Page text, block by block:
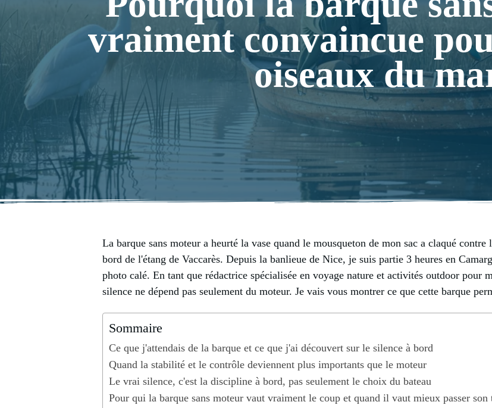
vraiment convaincue
oiseaux du
La barque sans moteur a heurté la vase quand le mousqueton de mon sac a claqué
bord de l'étang de Vaccarès. Depuis la banlieue de Nice, je suis partie 3 heures en
photo calé. En tant que rédactrice spécialisée en voyage nature et activités outdoor pour
silence ne dépend pas seulement du moteur. Je vais vous montrer ce que cette barque
Sommaire
Ce que j'attendais de la barque et ce que j'ai découvert sur le silence à bord
Quand la stabilité et le contrôle deviennent plus importants que le moteur
Le vrai silence, c'est la discipline à bord, pas seulement le choix du bateau
Pour qui la barque sans moteur vaut vraiment le coup et quand il vaut mieux passer son